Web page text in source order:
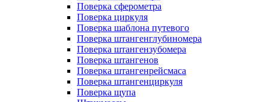
Поверка сферометра
Поверка циркуля
Поверка шаблона путевого
Поверка штангенглубиномера
Поверка штангензубомера
Поверка штангенов
Поверка штангенрейсмаса
Поверка штангенциркуля
Поверка щупа